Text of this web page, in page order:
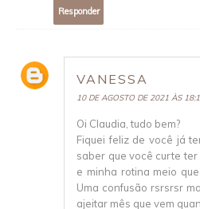
Responder
VANESSA
10 DE AGOSTO DE 2021 ÀS
Oi Claudia, tudo bem?
Fiquei feliz de você já
saber que você curte
e minha rotina meio
Uma confusão rsrsrsr
ajeitar mês que vem